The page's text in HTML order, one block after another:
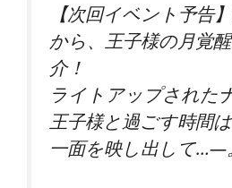
【次回イベント予告
から、王子様の月覚
介！
ライトアップされた
王子様と過ごす時間
一面を映し出して…―。